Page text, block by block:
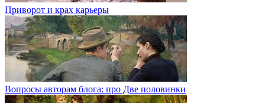
Приворот и крах карьеры
Вопросы авторам блога: про Две половинки